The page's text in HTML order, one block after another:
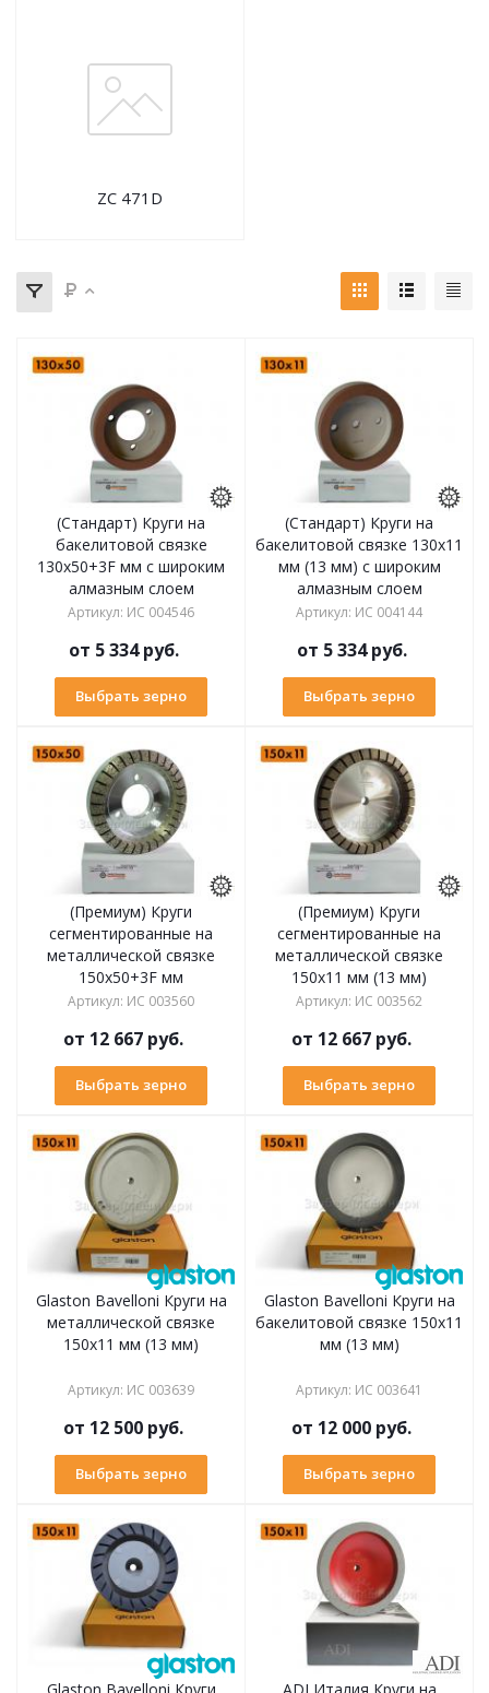
ZC 471D
(Стандарт) Круги на
бакелитовой связке
130х50+3F мм с широким
алмазным слоем
Артикул: ИС 004546
от 5 334 руб.
Выбрать зерно
(Стандарт) Круги на
бакелитовой связке 130х11
мм (13 мм) с широким
алмазным слоем
Артикул: ИС 004144
от 5 334 руб.
Выбрать зерно
(Премиум) Круги
сегментированные на
металлической связке
150х50+3F мм
Артикул: ИС 003560
от 12 667 руб.
Выбрать зерно
(Премиум) Круги
сегментированные на
металлической связке
150х11 мм (13 мм)
Артикул: ИС 003562
от 12 667 руб.
Выбрать зерно
Glaston Bavelloni Круги на
металлической связке
150х11 мм (13 мм)
Артикул: ИС 003639
от 12 500 руб.
Выбрать зерно
Glaston Bavelloni Круги на
бакелитовой связке 150х11
мм (13 мм)
Артикул: ИС 003641
от 12 000 руб.
Выбрать зерно
Glaston Bavelloni Круги ADI Италия Круги на